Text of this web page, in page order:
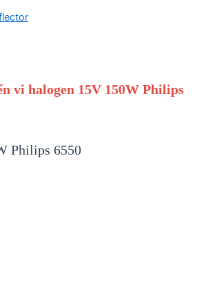
vi halogen 15V 150W Philips
Philips 6550